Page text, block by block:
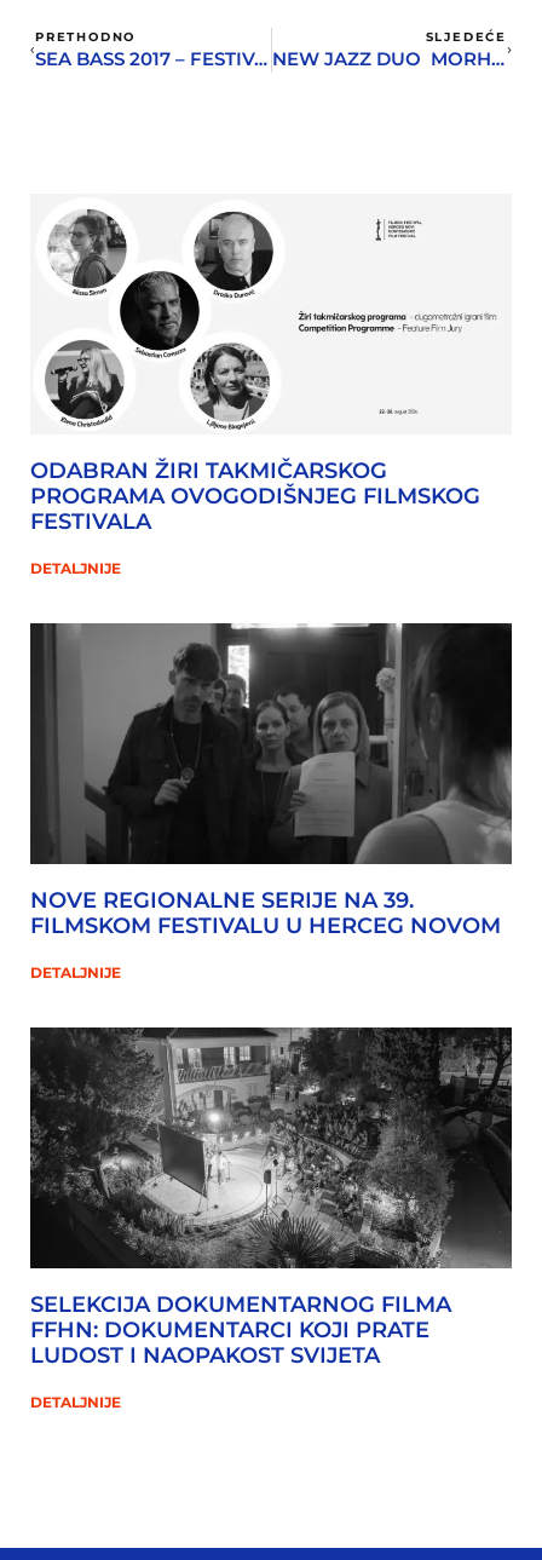
PRETHODNO
SEA BASS 2017 – FESTIVAL URBANE KULTURE POLOVINOM OKTOBRA
SLJEDEĆE
NEW JAZZ DUO MORHENTHALER/ROLLIN NA KONCERTU U HERCEG NOVOM
ODABRAN ŽIRI TAKMIČARSKOG
PROGRAMA OVOGODIŠNJEG FILMSKOG
FESTIVALA
DETALJNIJE
NOVE REGIONALNE SERIJE NA 39.
FILMSKOM FESTIVALU U HERCEG NOVOM
DETALJNIJE
SELEKCIJA DOKUMENTARNOG FILMA
FFHN: DOKUMENTARCI KOJI PRATE
LUDOST I NAOPAKOST SVIJETA
DETALJNIJE